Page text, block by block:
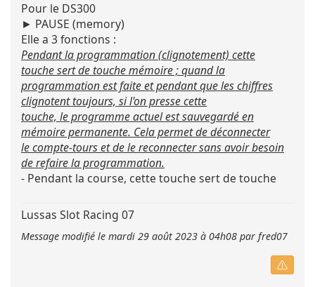
Pour le DS300
► PAUSE (memory)
Elle a 3 fonctions :
Pendant la programmation (clignotement) cette
touche sert de touche mémoire ; quand la
programmation est faite et pendant que les chiffres
clignotent toujours, si l'on presse cette
touche, le programme actuel est sauvegardé en
mémoire permanente. Cela permet de déconnecter
le compte-tours et de le reconnecter sans avoir besoin
de refaire la programmation.
- Pendant la course, cette touche sert de touche
tours
et si les boîtes « Stop & Go » ou « Pro Stop & Go »
sont connectées, cela permet aussi d'arrêter
pendant les 20 premières secondes de la pause.
Lussas Slot Racing 07
Message modifié le mardi 29 août 2023 à 04h08 par fred07